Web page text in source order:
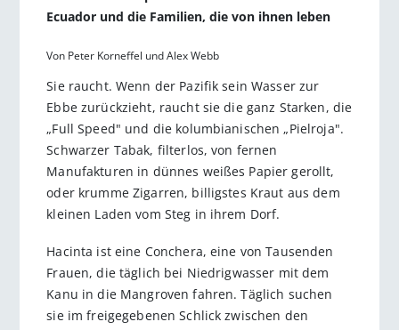
Ecuador und die Familien, die von ihnen leben
Von Peter Korneffel und Alex Webb
Sie raucht. Wenn der Pazifik sein Wasser zur
Ebbe zurückzieht, raucht sie die ganz Starken, die
„Full Speed" und die kolumbianischen „Pielroja".
Schwarzer Tabak, filterlos, von fernen
Manufakturen in dünnes weißes Papier gerollt,
oder krumme Zigarren, billigstes Kraut aus dem
kleinen Laden vom Steg in ihrem Dorf.
Hacinta ist eine Conchera, eine von Tausenden
Frauen, die täglich bei Niedrigwasser mit dem
Kanu in die Mangroven fahren. Täglich suchen
sie im freigegebenen Schlick zwischen den